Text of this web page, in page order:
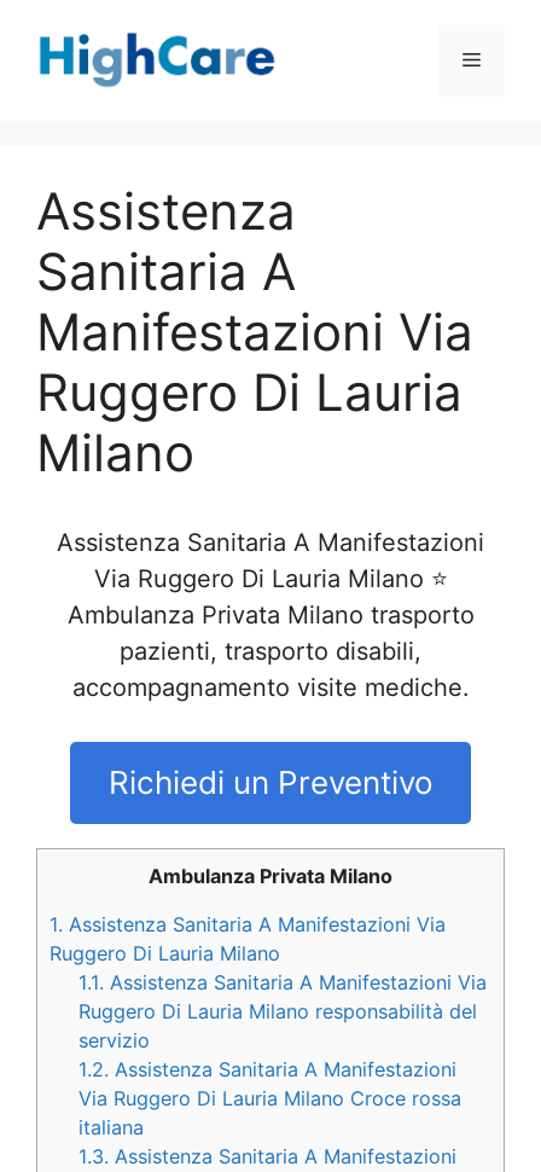
contenuto
Menu
Assistenza
Sanitaria A
Manifestazioni Via
Ruggero Di Lauria
Milano
Assistenza Sanitaria A Manifestazioni
Via Ruggero Di Lauria Milano ⭐
Ambulanza Privata Milano trasporto
pazienti, trasporto disabili,
accompagnamento visite mediche.
Richiedi un Preventivo
Ambulanza Privata Milano
1. Assistenza Sanitaria A Manifestazioni Via
Ruggero Di Lauria Milano
1.1. Assistenza Sanitaria A Manifestazioni Via
Ruggero Di Lauria Milano responsabilità del
servizio
1.2. Assistenza Sanitaria A Manifestazioni
Via Ruggero Di Lauria Milano Croce rossa
italiana
1.3. Assistenza Sanitaria A Manifestazioni